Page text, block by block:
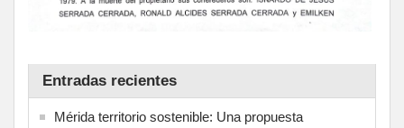
Entradas recientes
Mérida territorio sostenible: Una propuesta